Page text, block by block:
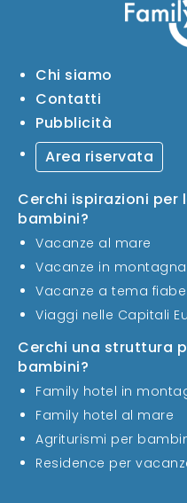
Chi siamo
Contatti
Pubblicità
Area riservata
Cerchi ispirazioni per
bambini?
Vacanze al mare
Vacanze in montagna
Vacanze a tema fiabe
Viaggi nelle Capitali
Cerchi una struttura
bambini?
Family hotel in
Family hotel al mare
Agriturismi per
Residence per